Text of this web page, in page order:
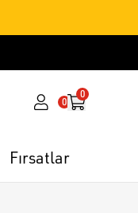
0
0
Fırsatlar